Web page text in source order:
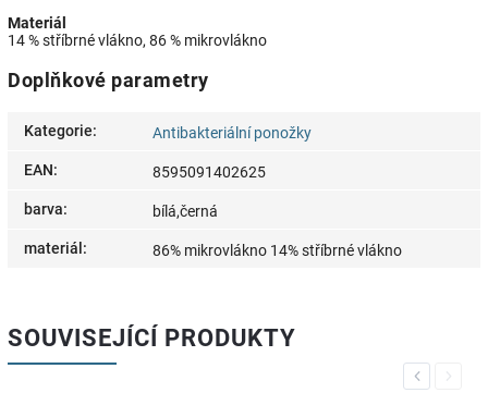
Materiál
14 % stříbrné vlákno, 86 % mikrovlákno
Doplňkové parametry
Kategorie: Antibakteriální ponožky
EAN: 8595091402625
barva: bílá,černá
materiál : 86% mikrovlákno 14% stříbrné vlákno
SOUVISEJÍCÍ PRODUKTY
PreviousNext